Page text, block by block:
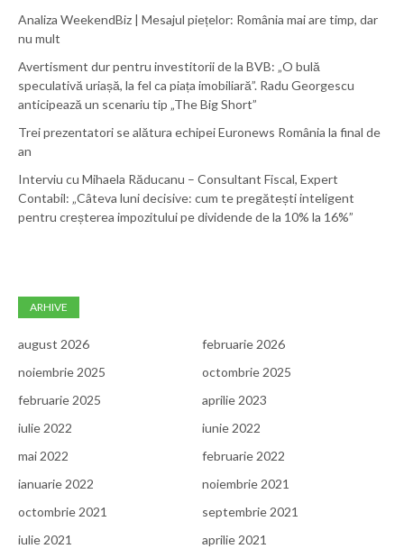
Analiza WeekendBiz | Mesajul piețelor: România mai are timp, dar
nu mult
Avertisment dur pentru investitorii de la BVB: „O bulă
speculativă uriașă, la fel ca piața imobiliară”. Radu Georgescu
anticipează un scenariu tip „The Big Short”
Trei prezentatori se alătura echipei Euronews România la final de
an
Interviu cu Mihaela Răducanu – Consultant Fiscal, Expert
Contabil: „Câteva luni decisive: cum te pregătești inteligent
pentru creșterea impozitului pe dividende de la 10% la 16%”
ARHIVE
august 2026
februarie 2026
noiembrie 2025
octombrie 2025
februarie 2025
aprilie 2023
iulie 2022
iunie 2022
mai 2022
februarie 2022
ianuarie 2022
noiembrie 2021
octombrie 2021
septembrie 2021
iulie 2021
aprilie 2021